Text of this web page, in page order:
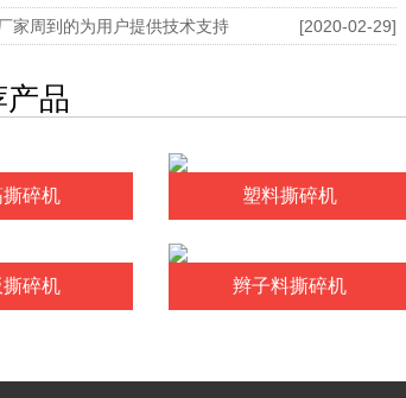
家周到的为用户提供技术支持
[2020-02-29]
品
碎机 塑料撕碎机
碎机 辫子料撕碎机